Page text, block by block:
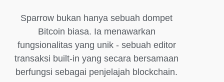
Sparrow bukan hanya sebuah dompet
Bitcoin biasa. Ia menawarkan
fungsionalitas yang unik - sebuah editor
transaksi built-in yang secara bersamaan
berfungsi sebagai penjelajah blockchain.